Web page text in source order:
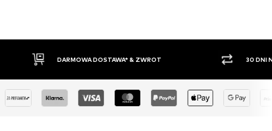
30 DNI NA ZWROT TOWARU